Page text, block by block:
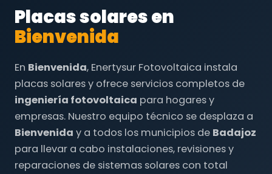
Placas solares en
Bienvenida
En Bienvenida, Enertysur Fotovoltaica instala
placas solares y ofrece servicios completos de
ingeniería fotovoltaica para hogares y
empresas. Nuestro equipo técnico se desplaza a
Bienvenida y a todos los municipios de Badajoz
para llevar a cabo instalaciones, revisiones y
reparaciones de sistemas solares con total